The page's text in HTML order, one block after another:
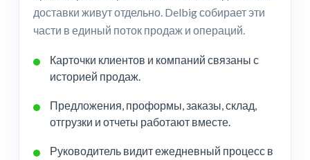
доставки живут отдельно. Delbig собирает эти
части в единый поток продаж и операций.
Карточки клиентов и компаний связаны с
историей продаж.
Предложения, проформы, заказы, склад,
отгрузки и отчеты работают вместе.
Руководитель видит ежедневный процесс в